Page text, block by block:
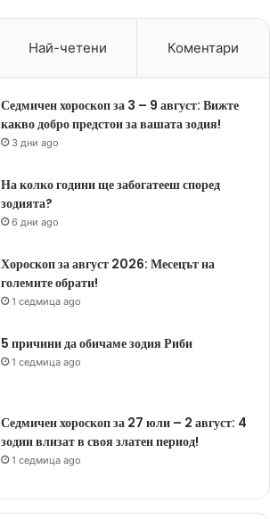
Най-четени Коментари
Седмичен хороскоп за 3 – 9 август: Вижте
какво добро предстои за вашата зодия!
3 дни ago
На колко години ще забогатееш според
зодията?
6 дни ago
Хороскоп за август 2026: Месецът на
големите обрати!
1 седмица ago
5 причини да обичаме зодия Риби
1 седмица ago
Седмичен хороскоп за 27 юли – 2 август: 4
зодии влизат в своя златен период!
1 седмица ago